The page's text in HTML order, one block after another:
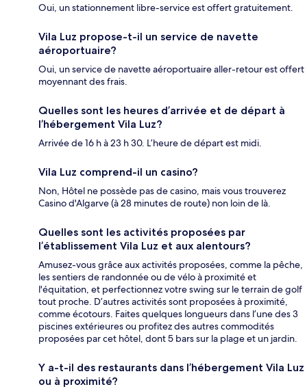
Oui, un stationnement libre-service est offert gratuitement.
Vila Luz propose-t-il un service de navette
aéroportuaire?
Oui, un service de navette aéroportuaire aller-retour est offert
moyennant des frais.
Quelles sont les heures d’arrivée et de départ à
l’hébergement Vila Luz?
Arrivée de 16 h à 23 h 30. L’heure de départ est midi.
Vila Luz comprend-il un casino?
Non, Hôtel ne possède pas de casino, mais vous trouverez
Casino d'Algarve (à 28 minutes de route) non loin de là.
Quelles sont les activités proposées par
l’établissement Vila Luz et aux alentours?
Amusez-vous grâce aux activités proposées, comme la pêche,
les sentiers de randonnée ou de vélo à proximité et
l'équitation, et perfectionnez votre swing sur le terrain de golf
tout proche. D’autres activités sont proposées à proximité,
comme écotours. Faites quelques longueurs dans l’une des 3
piscines extérieures ou profitez des autres commodités
proposées par cet hôtel, dont 5 bars sur la plage et un jardin.
Y a-t-il des restaurants dans l’hébergement Vila Luz
ou à proximité?